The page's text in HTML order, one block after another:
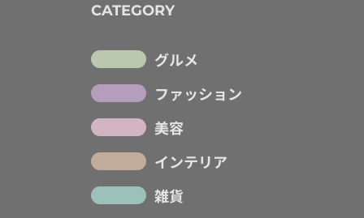
CATEGORY
グルメ
ファッション
美容
インテリア
雑貨